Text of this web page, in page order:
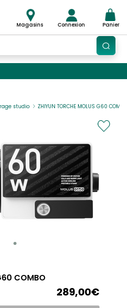
Magasins Connexion Panier
studio ZHIYUN TORCHE MOLUS G60 COMBO
COMBO
289,00€